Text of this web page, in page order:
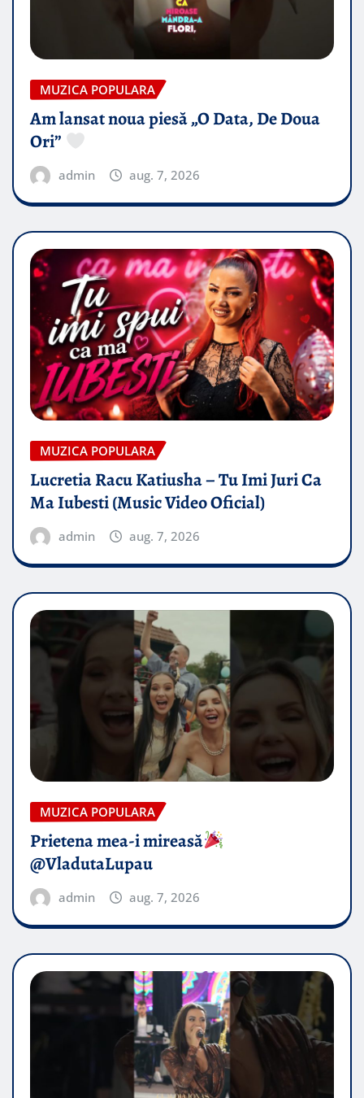
MUZICA POPULARA
Am lansat noua piesă „O Data, De Doua
Ori”
admin aug. 7, 2026
MUZICA POPULARA
Lucretia Racu Katiusha – Tu Imi Juri Ca
Ma Iubesti (Music Video Oficial)
admin aug. 7, 2026
MUZICA POPULARA
Prietena mea-i mireasă​
@VladutaLupau
admin aug. 7, 2026